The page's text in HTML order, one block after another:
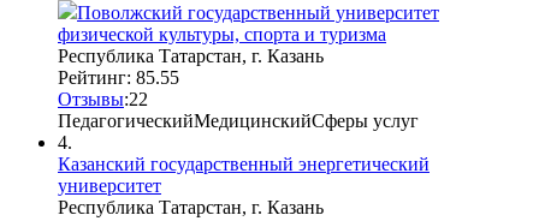
Поволжский государственный университет
физической культуры, спорта и туризма
Республика Татарстан, г. Казань
Рейтинг: 85.55
Отзывы:22
ПедагогическийМедицинскийСферы услуг
4.
Казанский государственный энергетический
университет
Республика Татарстан, г. Казань